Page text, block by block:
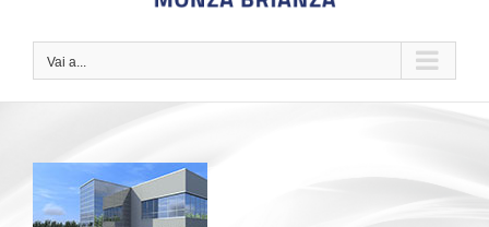
Vai a...